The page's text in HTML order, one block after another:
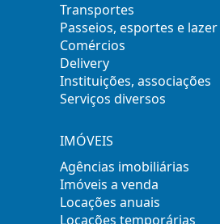
Transportes
Passeios, esportes e lazer
Comércios
Delivery
Instituições, associações
Serviços diversos
IMÓVEIS
Agências imobiliárias
Imóveis a venda
Locações anuais
Locações temporárias